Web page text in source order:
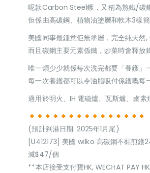
呢款Carbon Steel鑊，又稱為熟鐵/碳
佢係由高碳鋼、植物油塗層和軟木3樣
美國同事最鍾意佢無塗層，完全純天然
而且碳鋼主要元素係鐵，炒菜時會釋放
唯一煩少少就係每次洗完都要「養鑊
每一次養鑊都可以令油脂吸付係鑊嘅
適用於明火、IH 電磁爐、瓦斯爐、鹵素
(預計到港日期: 2025年1月尾)
[U412173] 美國 wilko 高碳鋼不黏煎鑊
減$47/個
**本店接受支付寶HK, WECHAT PAY